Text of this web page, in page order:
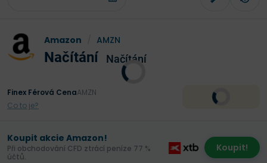
Amazon AMZN
Načítání Načítání
Finex Férová CenaAMZN
Co to je?
Koupit akcie Amazon!
Při obchodování CFD ztrácí peníze 77 %
účtů.
Koupit!